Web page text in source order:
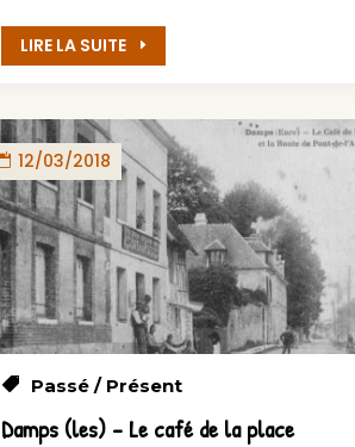
LIRE LA SUITE
12/03/2018
Passé / Présent
Damps (les) – Le café de la place